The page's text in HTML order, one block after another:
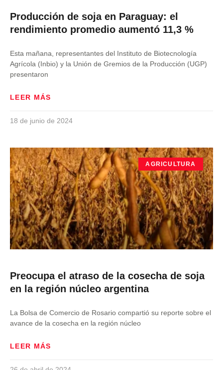
Producción de soja en Paraguay: el
rendimiento promedio aumentó 11,3 %
Esta mañana, representantes del Instituto de Biotecnología
Agrícola (Inbio) y la Unión de Gremios de la Producción (UGP)
presentaron
LEER MÁS
18 de junio de 2024
AGRICULTURA
Preocupa el atraso de la cosecha de soja
en la región núcleo argentina
La Bolsa de Comercio de Rosario compartió su reporte sobre el
avance de la cosecha en la región núcleo
LEER MÁS